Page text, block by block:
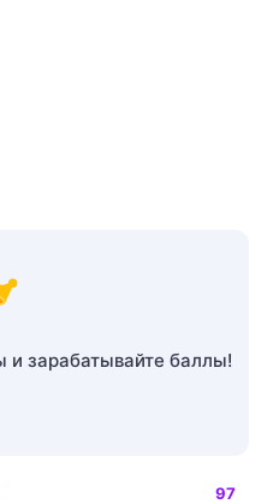
и зарабатывайте баллы!
97